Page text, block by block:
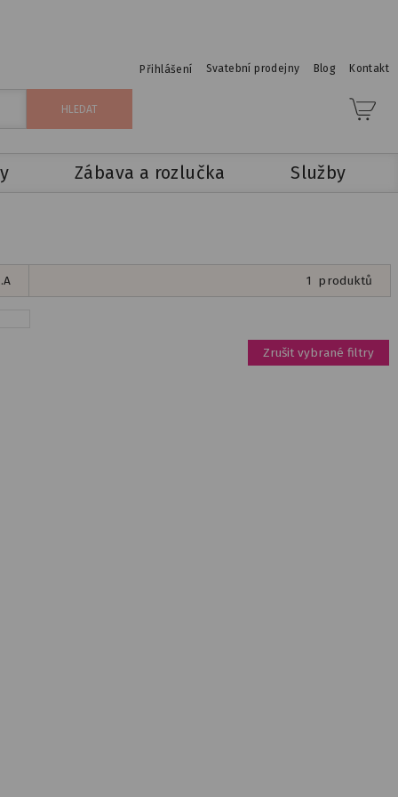
Přihlášení Svatební prodejny Blog Kontakt
Zábava a rozlučka Služby
1 produktů
Zrušit vybrané filtry